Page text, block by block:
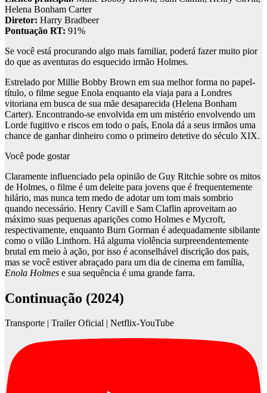
Helena Bonham Carter
Diretor: Harry Bradbeer
Pontuação RT: 91%
Se você está procurando algo mais familiar, poderá fazer muito pior
do que as aventuras do esquecido irmão Holmes.
Estrelado por Millie Bobby Brown em sua melhor forma no papel-
título, o filme segue Enola enquanto ela viaja para a Londres
vitoriana em busca de sua mãe desaparecida (Helena Bonham
Carter). Encontrando-se envolvida em um mistério envolvendo um
Lorde fugitivo e riscos em todo o país, Enola dá a seus irmãos uma
chance de ganhar dinheiro como o primeiro detetive do século XIX.
Você pode gostar
Claramente influenciado pela opinião de Guy Ritchie sobre os mitos
de Holmes, o filme é um deleite para jovens que é frequentemente
hilário, mas nunca tem medo de adotar um tom mais sombrio
quando necessário. Henry Cavill e Sam Claflin aproveitam ao
máximo suas pequenas aparições como Holmes e Mycroft,
respectivamente, enquanto Burn Gorman é adequadamente sibilante
como o vilão Linthorn. Há alguma violência surpreendentemente
brutal em meio à ação, por isso é aconselhável discrição dos pais,
mas se você estiver abraçado para um dia de cinema em família,
Enola Holmes e sua sequência é uma grande farra.
Continuação (2024)
Transporte | Trailer Oficial | Netflix-YouTube